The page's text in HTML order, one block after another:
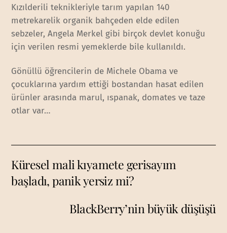
Kızılderili teknikleriyle tarım yapılan 140
metrekarelik organik bahçeden elde edilen
sebzeler, Angela Merkel gibi birçok devlet konuğu
için verilen resmi yemeklerde bile kullanıldı.
Gönüllü öğrencilerin de Michele Obama ve
çocuklarına yardım ettiği bostandan hasat edilen
ürünler arasında marul, ıspanak, domates ve taze
otlar var…
Küresel mali kıyamete gerisayım
başladı, panik yersiz mi?
BlackBerry’nin büyük düşüşü